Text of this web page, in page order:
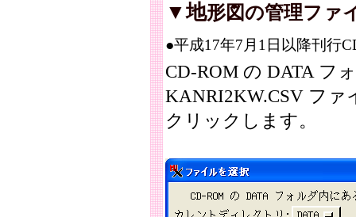
▼地形図の管理ファ
●平成17年7月1日以降刊行
CD-ROM の DATA フ
KANRI2KW.CSV フ
クリックします。